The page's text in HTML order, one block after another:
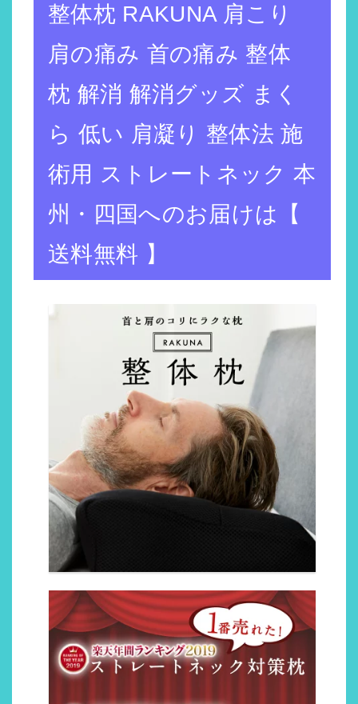
整体枕 RAKUNA 肩こり
肩の痛み 首の痛み 整体
枕 解消 解消グッズ まく
ら 低い 肩凝り 整体法 施
術用 ストレートネック 本
州・四国へのお届けは【
送料無料 】